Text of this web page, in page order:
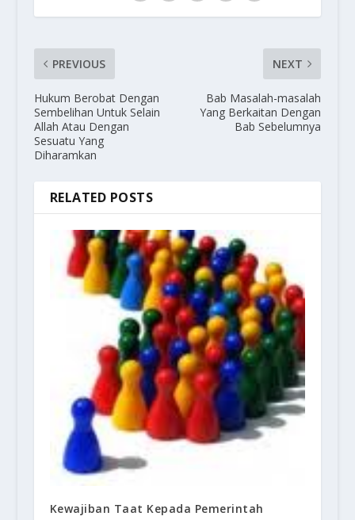
PREVIOUS
Hukum Berobat Dengan
Sembelihan Untuk Selain
Allah Atau Dengan
Sesuatu Yang
Diharamkan
NEXT
Bab Masalah-masalah
Yang Berkaitan Dengan
Bab Sebelumnya
RELATED POSTS
Kewajiban Taat Kepada Pemerintah